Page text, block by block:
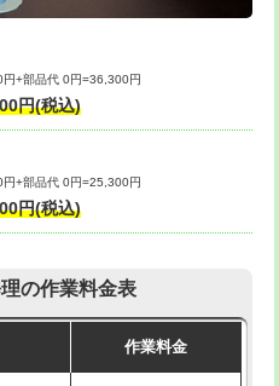
業）
で）
38,500円
・修
業）
掃・修
作業）
33,000円
+部品代 0円=36,300円
円(税込)
+部品代 0円=25,300円
円(税込)
の作業料金表
作業料金